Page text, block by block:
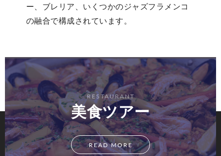
ー、ブレリア、いくつかのジャズフラメンコ
の融合で構成されています。
RESTAURANT
美食ツアー
READ MORE